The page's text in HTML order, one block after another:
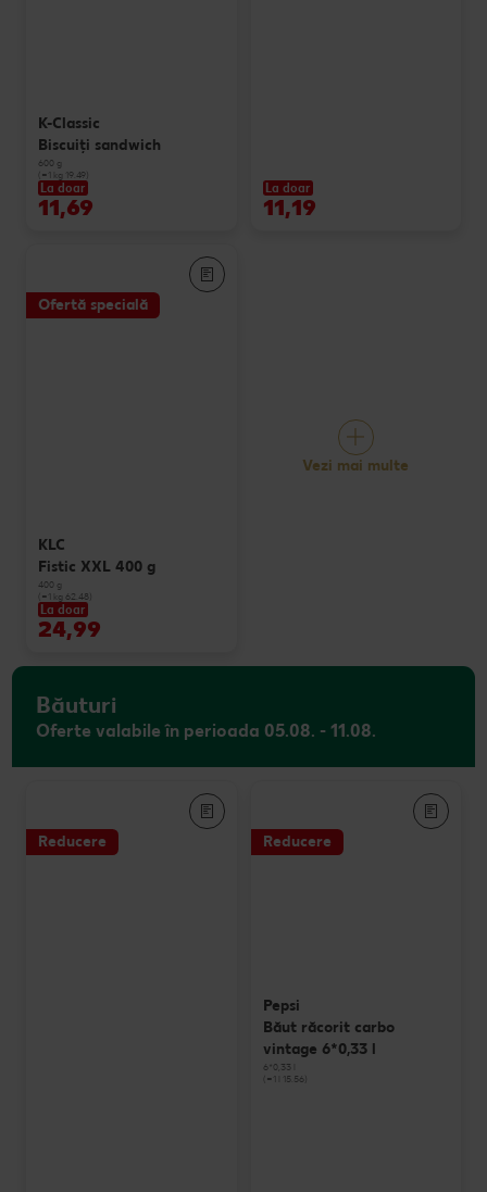
K-Classic
Biscuiți sandwich
600 g
(=1 kg 19.49)
La doar
11,69
La doar
11,19
Ofertă specială
KLC
Fistic XXL 400 g
400 g
(=1 kg 62.48)
La doar
24,99
Vezi mai multe
Băuturi
Oferte valabile în perioada 05.08. - 11.08.
Reducere Reducere
Pepsi
Băut răcorit carbo
vintage 6*0,33 l
6*0,33 l
(=1 l 15.56)